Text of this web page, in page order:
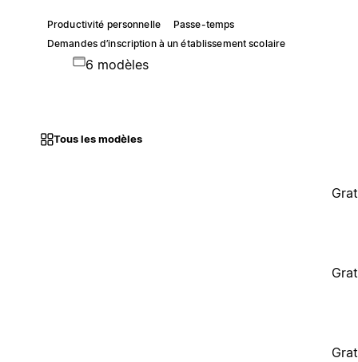
Productivité personnelle
Passe-temps
Demandes d’inscription à un établissement scolaire
6 modèles
Tous les modèles